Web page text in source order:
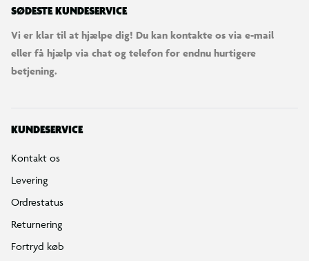
SØDESTE KUNDESERVICE
Vi er klar til at hjælpe dig! Du kan kontakte os via e-mail
eller få hjælp via chat og telefon for endnu hurtigere
betjening.
KUNDESERVICE
Kontakt os
Levering
Ordrestatus
Returnering
Fortryd køb